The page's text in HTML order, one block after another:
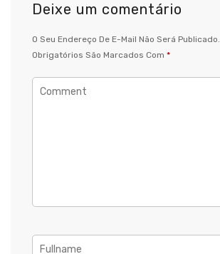
Deixe um comentário
O Seu Endereço De E-Mail Não Será Publicado.
Obrigatórios São Marcados Com *